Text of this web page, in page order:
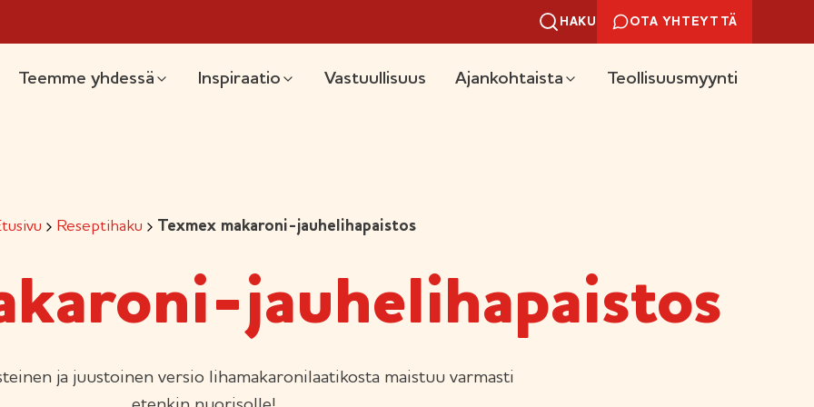
HAKU OTA YHTEYTTÄ
Teemme yhdessä Inspiraatio Vastuullisuus Ajankohtaista Teollisuusmyynti
Reseptihaku Texmex makaroni-jauhelihapaistos
jauhelihapaistos
ja juustoinen versio lihamakaronilaatikosta maistuu varmasti